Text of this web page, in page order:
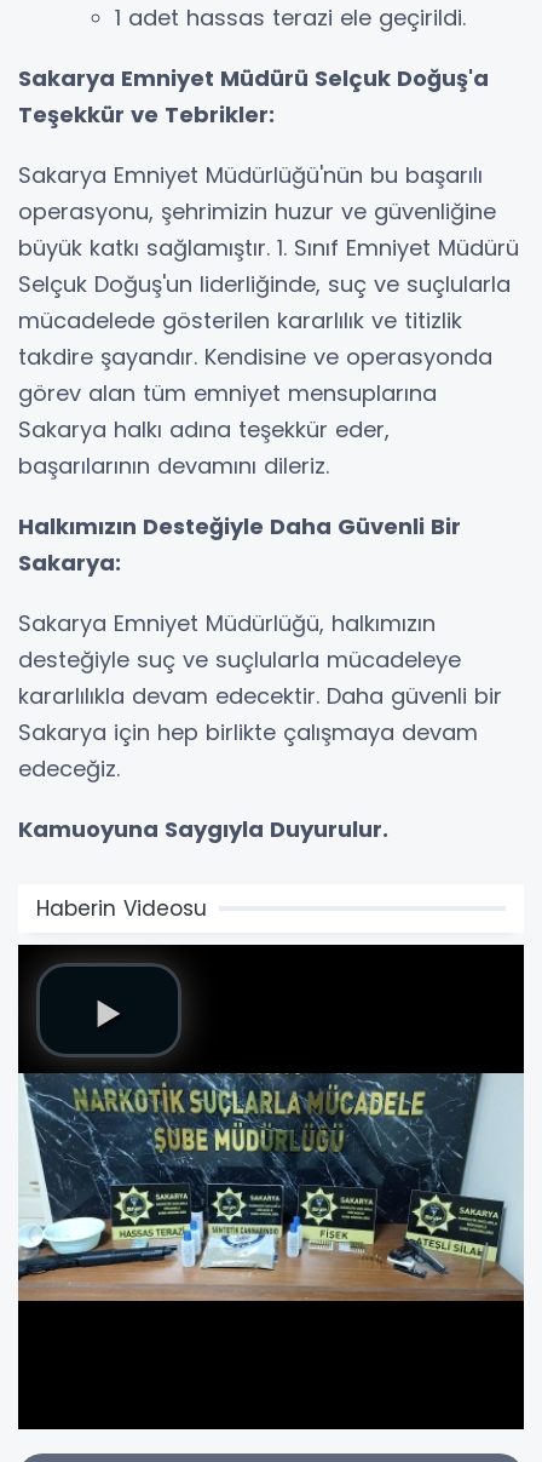
1 adet hassas terazi ele geçirildi.
Sakarya Emniyet Müdürü Selçuk Doğuş'a
Teşekkür ve Tebrikler:
Sakarya Emniyet Müdürlüğü'nün bu başarılı
operasyonu, şehrimizin huzur ve güvenliğine
büyük katkı sağlamıştır. 1. Sınıf Emniyet Müdürü
Selçuk Doğuş'un liderliğinde, suç ve suçlularla
mücadelede gösterilen kararlılık ve titizlik
takdire şayandır. Kendisine ve operasyonda
görev alan tüm emniyet mensuplarına
Sakarya halkı adına teşekkür eder,
başarılarının devamını dileriz.
Halkımızın Desteğiyle Daha Güvenli Bir
Sakarya:
Sakarya Emniyet Müdürlüğü, halkımızın
desteğiyle suç ve suçlularla mücadeleye
kararlılıkla devam edecektir. Daha güvenli bir
Sakarya için hep birlikte çalışmaya devam
edeceğiz.
Kamuoyuna Saygıyla Duyurulur.
Haberin Videosu